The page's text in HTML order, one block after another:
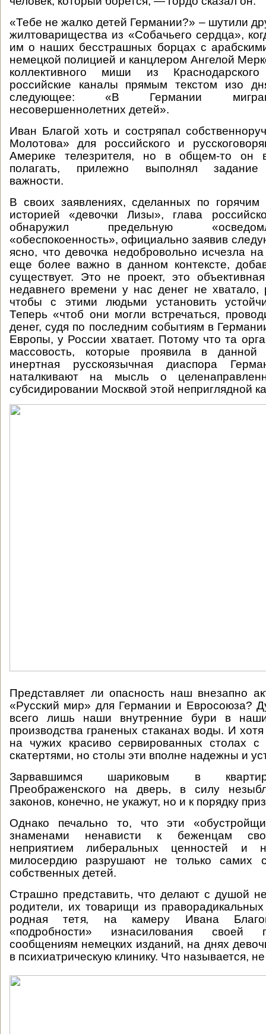
«Тебе не жалко детей Германии?» – шутили
жилтоварищества из «Собачьего сердца»,
им о наших бесстрашных борцах с
немецкой полицией и канцлером Ангелой
коллективного миши из
российские каналы прямым текстом изо
следующее: «В Германии
несовершеннолетних детей».
Иван Благой хоть и состряпал
Молотова» для российского и
Америке телезрителя, но в общем-то он
полагать, прилежно выполнял задание
важности.
В своих заявлениях, сделанных по
историей «девочки Лизы», глава
обнаружил предельную
«обеспокоенность», официально заявив
ясно, что девочка недобровольно исчезла
еще более важно в данном контексте,
существует. Это не проект, это
недавнего времени у нас денег не хватало,
чтобы с этими людьми установить
Теперь «чтоб они могли встречаться,
денег, судя по последним событиям в
Европы, у России хватает. Потому что та
массовость, которые проявила в данной
инертная русскоязычная диаспора
наталкивают на мысль о
субсидировании Москвой этой неприглядной
Представляет ли опасность наш внезапно
«Русский мир» для Германии и Евросоюза?
всего лишь наши внутренние бури в
производства граненых стаканах воды. И
на чужих красиво сервированных столах с
скатертями, но столы эти вполне надежны и
Зарвавшимся шариковым в
Преображенского на дверь, в силу
законов, конечно, не укажут, но и к порядку
Однако печально то, что эти
знаменами ненависти к беженцам
неприятием либеральных ценностей и
милосердию разрушают не только самих
собственных детей.
Страшно представить, что делают с душой
родители, их товарищи из
родная тетя, на камеру Ивана
«подробности» изнасилования своей
сообщениям немецких изданий, на днях
в психиатрическую клинику. Что называется,